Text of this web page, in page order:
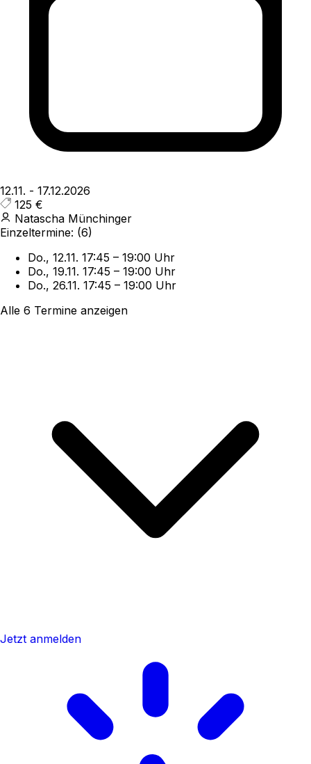
12.11. - 17.12.2026
125 €
Natascha Münchinger
Einzeltermine: (6)
Do., 12.11. 17:45 – 19:00 Uhr
Do., 19.11. 17:45 – 19:00 Uhr
Do., 26.11. 17:45 – 19:00 Uhr
Alle 6 Termine anzeigen
Jetzt anmelden